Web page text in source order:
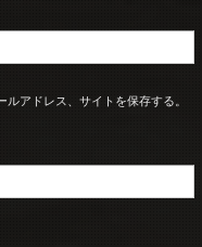
アドレス、サイトを保存する。